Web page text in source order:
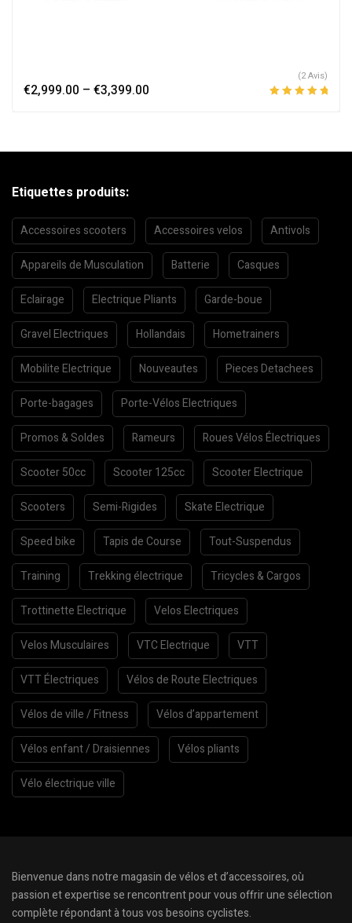
€2,999.00 – €3,399.00
(2 Avis)
Etiquettes produits:
Accessoires scooters Accessoires velos Antivols
Appareils de Musculation Batterie Casques
Eclairage Electrique Pliants Garde-boue
Gravel Electriques Hollandais Hometrainers
Mobilite Electrique Nouveautes Pieces Detachees
Porte-bagages Porte-Vélos Electriques
Promos & Soldes Rameurs Roues Vélos Électriques
Scooter 50cc Scooter 125cc Scooter Electrique
Scooters Semi-Rigides Skate Electrique
Speed bike Tapis de Course Tout-Suspendus
Training Trekking électrique Tricycles & Cargos
Trottinette Electrique Velos Electriques
Velos Musculaires VTC Electrique VTT
VTT Électriques Vélos de Route Electriques
Vélos de ville / Fitness Vélos d’appartement
Vélos enfant / Draisiennes Vélos pliants
Vélo électrique ville
Bienvenue dans notre magasin de vélos et d’accessoires, où
passion et expertise se rencontrent pour vous offrir une sélection
complète répondant à tous vos besoins cyclistes.